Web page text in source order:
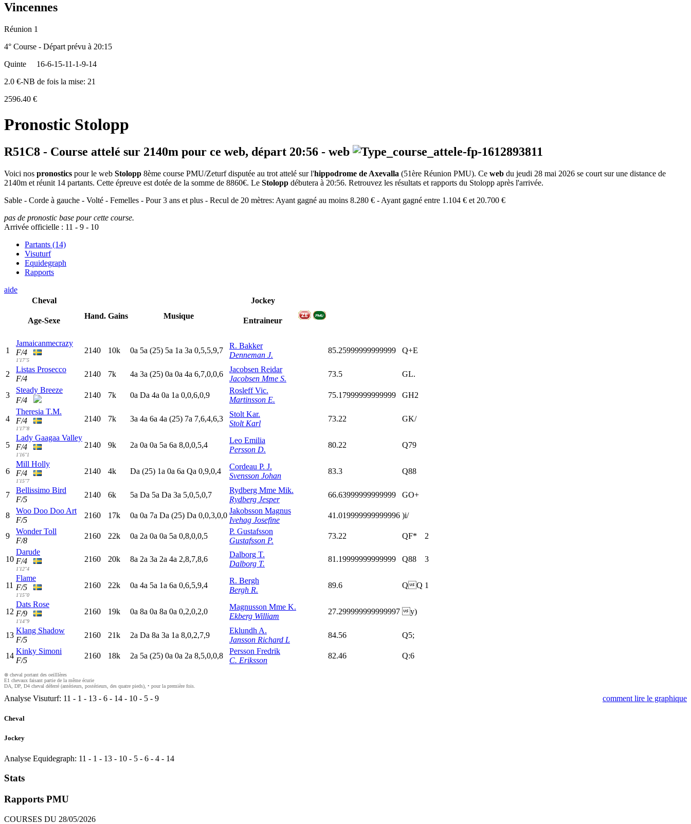
Vincennes
Réunion 1
4° Course - Départ prévu à 20:15
Quinte
16-6-15-11-1-9-14
2.0 €-NB de fois la mise: 21
2596.40 €
Pronostic Stolopp
R51C8 - Course attelé sur 2140m pour ce web, départ 20:56 - web
Voici nos pronostics pour le web Stolopp 8ème course PMU/Zeturf disputée au trot attelé sur l'hippodrome de Axevalla (51ère Réunion PMU). Ce web du jeudi 28 mai 2026 se court sur une distance de
2140m et réunit 14 partants. Cette épreuve est dotée de la somme de 8860€. Le Stolopp débutera à 20:56. Retrouvez les résultats et rapports du Stolopp après l'arrivée.
Sable - Corde à gauche - Volté - Femelles - Pour 3 ans et plus - Recul de 20 mètres: Ayant gagné au moins 8.280 € - Ayant gagné entre 1.104 € et 20.700 €
pas de pronostic base pour cette course.
Arrivée officielle : 11 - 9 - 10
Partants (14)
Visuturf
Equidegraph
Rapports
aide
Cheval
Age-Sexe
Hand. Gains Musique
Jockey
Entraineur
1
Jamaicanmecrazy
F/4
1'17"5
2140 10k 0a 5a (25) 5a 1a 3a 0,5,5,9,7
R. Bakker
Denneman J.
85.25999999999999 Q+E
2
Listas Prosecco
F/4
2140 7k 4a 3a (25) 0a 0a 4a 6,7,0,0,6
Jacobsen Reidar
Jacobsen Mme S.
73.5 GL.
3
Steady Breeze
F/4
2140 7k 0a Da 4a 0a 1a 0,0,6,0,9
Rosleff Vic.
Martinsson E.
75.17999999999999 GH2
4
Theresia T.M.
F/4
1'17"8
2140 7k 3a 4a 6a 4a (25) 7a 7,6,4,6,3
Stolt Kar.
Stolt Karl
73.22 GK/
5
Lady Gaagaa Valley
F/4
1'16"1
2140 9k 2a 0a 0a 5a 6a 8,0,0,5,4
Leo Emilia
Persson D.
80.22 Q79
6
Mill Holly
F/4
1'15"7
2140 4k Da (25) 1a 0a 6a Qa 0,9,0,4
Cordeau P. J.
Svensson Johan
83.3 Q88
7
Bellissimo Bird
F/5
2140 6k 5a Da 5a Da 3a 5,0,5,0,7
Rydberg Mme Mik.
Rydberg Jesper
66.63999999999999 GO+
8
Woo Doo Doo Art
F/5
2160 17k 0a 0a 7a Da (25) Da 0,0,3,0,0
Jakobsson Magnus
Ivehag Josefine
41.019999999999996 )i/
9
Wonder Toll
F/8
2160 22k 0a 2a 0a 0a 5a 0,8,0,0,5
P. Gustafsson
Gustafsson P.
73.22 QF* 2
10
Darude
F/4
1'12"4
2160 20k 8a 2a 3a 2a 4a 2,8,7,8,6
Dalborg T.
Dalborg T.
81.19999999999999 Q88 3
11
Flame
F/5
1'15"0
2160 22k 0a 4a 5a 1a 6a 0,6,5,9,4
R. Bergh
Bergh R.
89.6 QQ 1
12
Dats Rose
F/9
1'14"9
2160 19k 0a 8a 0a 8a 0a 0,2,0,2,0
Magnusson Mme K.
Ekberg William
27.299999999999997 y)
13
Klang Shadow
F/5
2160 21k 2a Da 8a 3a 1a 8,0,2,7,9
Eklundh A.
Jansson Richard L
84.56 Q5;
14
Kinky Simoni
F/5
2160 18k 2a 5a (25) 0a 0a 2a 8,5,0,0,8
Persson Fredrik
C. Eriksson
82.46 Q:6
⊗ cheval portant des oeilllères
E1 chevaux faisant partie de la même écurie
DA, DP, D4 cheval déferré (antérieurs, postérieurs, des quatre pieds), • pour la première fois.
Analyse Visuturf: 11 - 1 - 13 - 6 - 14 - 10 - 5 - 9 comment lire le graphique
Cheval
Jockey
Analyse Equidegraph: 11 - 1 - 13 - 10 - 5 - 6 - 4 - 14
Stats
Rapports PMU
COURSES DU 28/05/2026